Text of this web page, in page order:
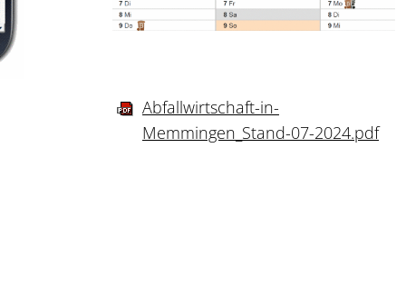
Abfallwirtschaft-in-
Memmingen_Stand-07-2024.pdf